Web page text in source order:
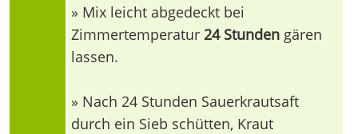
» Mix leicht abgedeckt bei
Zimmertemperatur 24 Stunden gären
lassen.
» Nach 24 Stunden Sauerkrautsaft
durch ein Sieb schütten, Kraut